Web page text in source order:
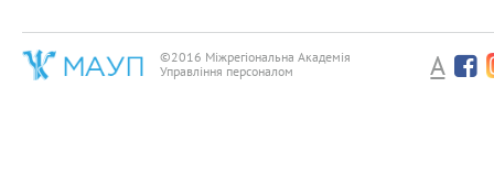
©2016 Міжрегіональна Академія
Управління персоналом
A